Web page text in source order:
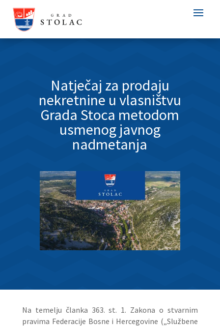
Natječaj za prodaju
nekretnine u vlasništvu
Grada Stoca metodom
usmenog javnog
nadmetanja
Na temelju članka 363. st. 1. Zakona o stvarnim
pravima Federacije Bosne i Hercegovine („Službene